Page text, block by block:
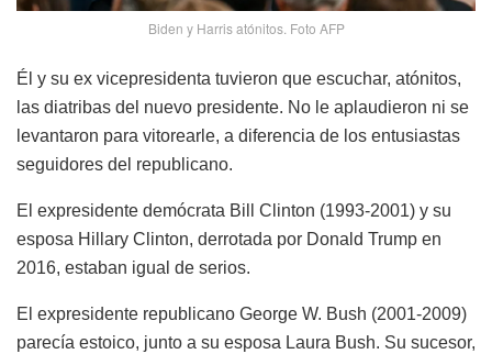
Biden y Harris atónitos. Foto AFP
Él y su ex vicepresidenta tuvieron que escuchar, atónitos,
las diatribas del nuevo presidente. No le aplaudieron ni se
levantaron para vitorearle, a diferencia de los entusiastas
seguidores del republicano.
El expresidente demócrata Bill Clinton (1993-2001) y su
esposa Hillary Clinton, derrotada por Donald Trump en
2016, estaban igual de serios.
El expresidente republicano George W. Bush (2001-2009)
parecía estoico, junto a su esposa Laura Bush. Su sucesor,